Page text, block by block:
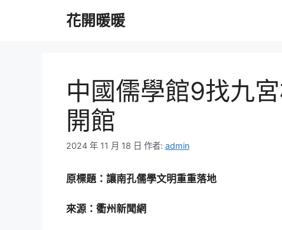
花開暖暖
中國儒學館9找九
開館
2024 年 11 月 18 日 作者: admin
原標題：讓南孔儒學文明重重落地
來源：衢州新聞網